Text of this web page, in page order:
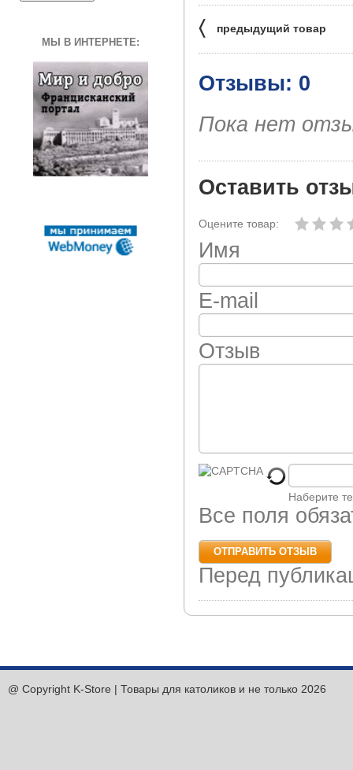
〈 предыдущий товар
Отзывы: 0
Пока нет
Оставить
Оцените товар:
Имя
E-mail
Отзыв
Наберите
Все поля
Перед
МЫ В ИНТЕРНЕТЕ:
@ Copyright K-Store | Товары для католиков и не только 2026